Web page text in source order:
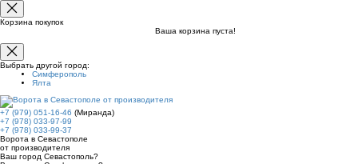
Корзина покупок
Ваша корзина пуста!
Выбрать другой город:
Симферополь
Ялта
+7 (979) 051-16-46 (Миранда)
+7 (978) 033-97-99
+7 (978) 033-99-37
Ворота в Севастополе
от производителя
Ваш город Севастополь?